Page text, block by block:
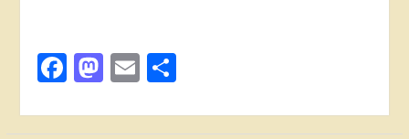
Facebook
Mastodon
EmailПоділитися